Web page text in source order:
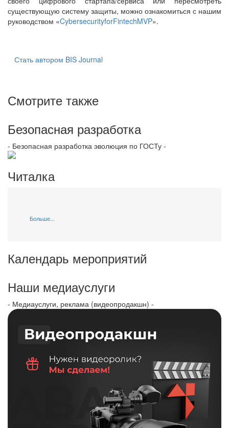
существующую систему защиты, можно ознакомиться с нашим
руководством «CybersecurityforFintechMVP».
Стать автором BIS Journal
Смотрите также
Безопасная разработка
- Безопасная разработка эволюция по ГОСТу -
Читалка
Больше...
Календарь мероприятий
Наши медиауслуги
- Медиауслуги, реклама (видеопродакшн) -